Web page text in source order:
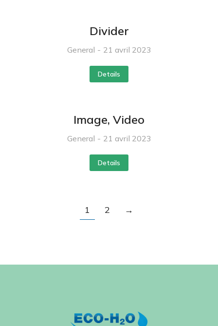
Divider
General 21 avril 2023
Details
Image, Video
General 21 avril 2023
Details
1 2 →